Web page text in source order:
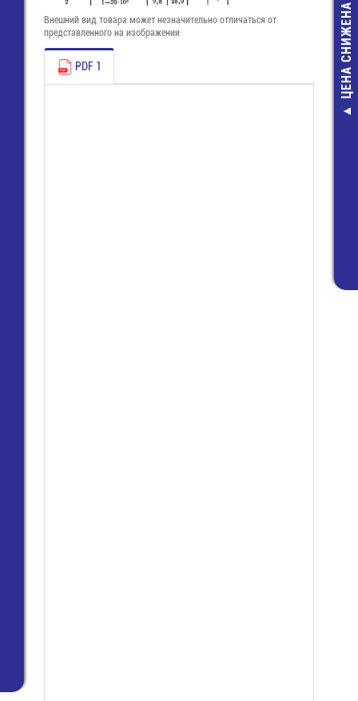
ЦЕНА СНИЖЕНА
Внешний вид товара может незначительно отличаться от
представленного на изображении
PDF 1